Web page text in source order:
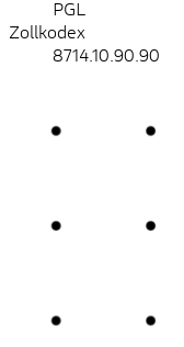
PGL
Zollkodex
8714.10.90.90